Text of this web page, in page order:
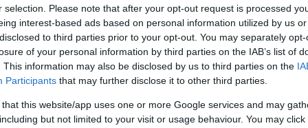
selection. Please note that after your opt-out request is processed
interest-based ads based on personal information utilized by us
to third parties prior to your opt-out. You may separately
of your personal information by third parties on the IAB’s list of
This information may also be disclosed by us to third parties on the
Participants that may further disclose it to other third parties.
that this website/app uses one or more Google services and may
but not limited to your visit or usage behaviour. You may
egyik dalában, aki tovább/visszalépett a furatechnótól az
dalokhoz. Ez a kritika először a Recorder magazin 111.
a lírai én belső szerveit eladó fiatalok; a leégett Notre
ezer kép, amiketKaleta Gábornézegetett – ilyen témákról
„free punk” zenekar, aderTANZfrontembere,Kovács Gábor
de most visszatért az énekléshez, pontosabban
másrészt sajátos zeneisége ment meg a ripacskodástól,
egyébkéntDr. Máriást juttatja az eszembe.)